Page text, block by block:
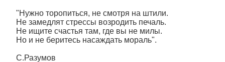
"Нужно торопиться, не смотря на штили.
Не замедлят стрессы возродить печаль.
Не ищите счастья там, где вы не милы.
Но и не беритесь насаждать мораль".
С.Разумов